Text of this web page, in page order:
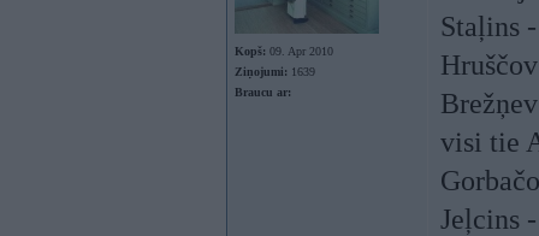
Kopš: 09. Apr 2010
Ziņojumi: 1639
Braucu ar:
Staļins
visi tie
Jeļcins